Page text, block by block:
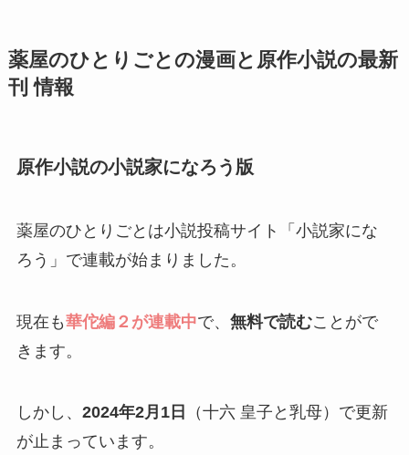
薬屋のひとりごとの漫画と原作小説の最新
刊 情報
原作小説の小説家になろう版
薬屋のひとりごとは小説投稿サイト「小説家にな
ろう」で連載が始まりました。
現在も華佗編２が連載中で、 無料で読むことがで
きます。
しかし、 2024年2月1日
（十六 皇子と乳母）で更新
が止まっています。